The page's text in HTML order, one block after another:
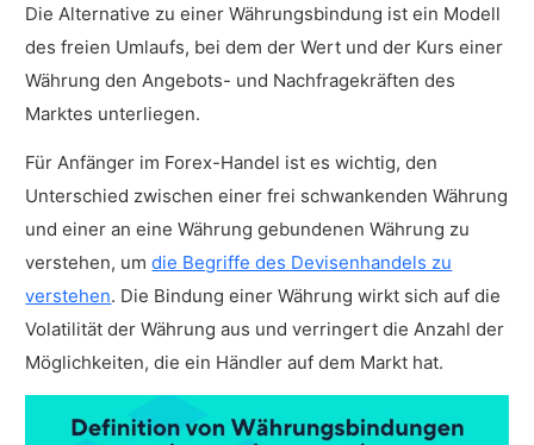
Die Alternative zu einer Währungsbindung ist ein Modell
des freien Umlaufs, bei dem der Wert und der Kurs einer
Währung den Angebots- und Nachfragekräften des
Marktes unterliegen.
Für Anfänger im Forex-Handel ist es wichtig, den
Unterschied zwischen einer frei schwankenden Währung
und einer an eine Währung gebundenen Währung zu
verstehen, umdie Begriffe des Devisenhandels zu
verstehen. Die Bindung einer Währung wirkt sich auf die
Volatilität der Währung aus und verringert die Anzahl der
Möglichkeiten, die ein Händler auf dem Markt hat.